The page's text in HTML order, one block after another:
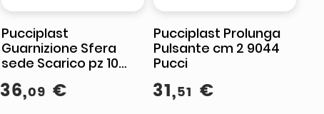
Pucciplast
Guarnizione Sfera
sede Scarico pz 10
9038 Pucci
36,09 €
Pucciplast Prolunga
Pulsante cm 2 9044
Pucci
31,51 €